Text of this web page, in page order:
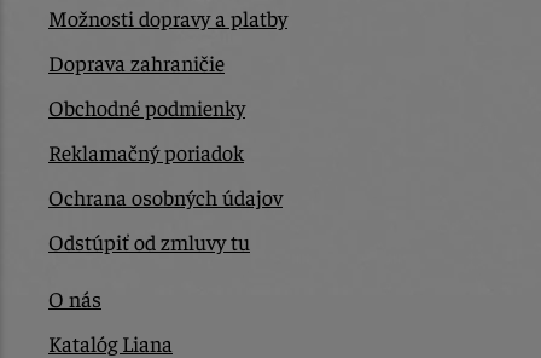
Možnosti dopravy a platby
Doprava zahraničie
Obchodné podmienky
Reklamačný poriadok
Ochrana osobných údajov
Odstúpiť od zmluvy tu
O nás
Katalóg Liana